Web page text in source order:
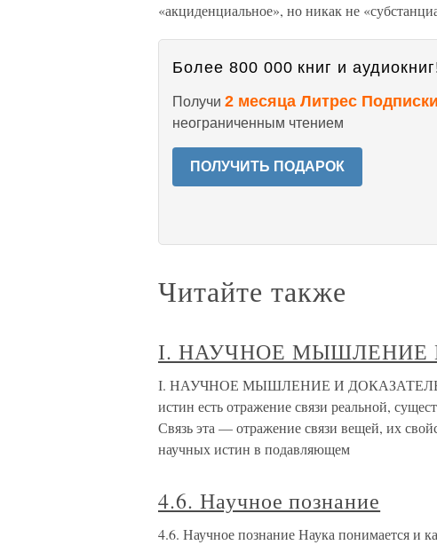
«акциденциальное», но никак не
Более 800 000 книг и
Получи 2 месяца Литрес
неограниченным чтением
ПОЛУЧИТЬ ПОДАРОК
Читайте также
І. НАУЧНОЕ МЫШЛЕНИЕ
І. НАУЧНОЕ МЫШЛЕНИЕ И
истин есть отражение связи реальной,
Связь эта — отражение связи вещей, их
научных истин в подавляющем
4.6. Научное познание
4.6. Научное познание Наука понимается и